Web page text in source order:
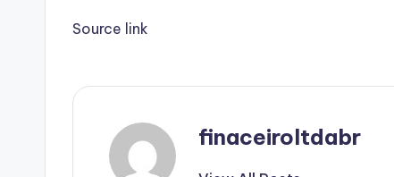
Source link
finaceiroltdabr